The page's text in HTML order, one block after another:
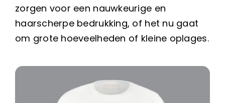
zorgen voor een nauwkeurige en
haarscherpe bedrukking, of het nu gaat
om grote hoeveelheden of kleine oplages.